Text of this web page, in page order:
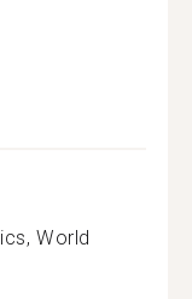
World